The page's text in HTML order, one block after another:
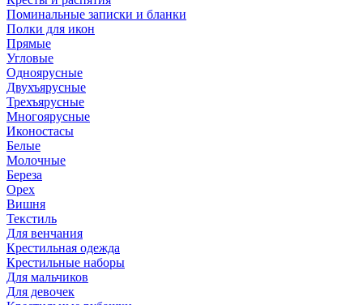
Поминальные записки и бланки
Полки для икон
Прямые
Угловые
Одноярусные
Двухъярусные
Трехъярусные
Многоярусные
Иконостасы
Белые
Молочные
Береза
Орех
Вишня
Текстиль
Для венчания
Крестильная одежда
Крестильные наборы
Для мальчиков
Для девочек